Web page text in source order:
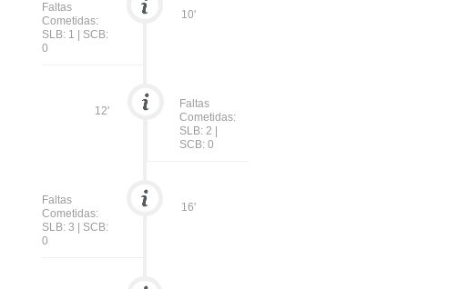
10'
Faltas
Cometidas:
SLB: 1 | SCB:
0
12'
Faltas
Cometidas:
SLB: 2 |
SCB: 0
16'
Faltas
Cometidas:
SLB: 3 | SCB:
0